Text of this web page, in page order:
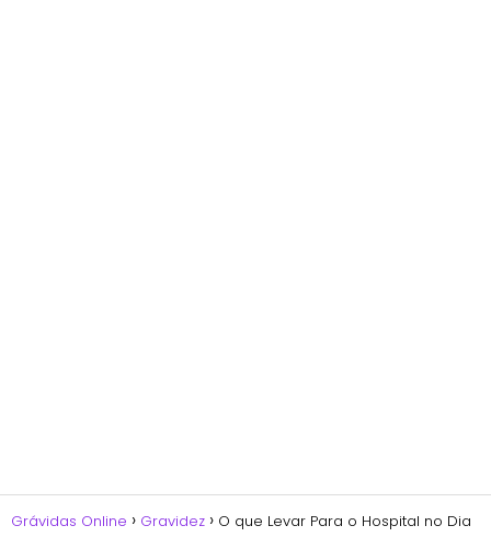
Grávidas Online Gravidez O que Levar Para o Hospital no Dia